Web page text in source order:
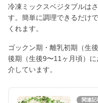
冷凍ミックスベジタブルは
す。簡単に調理できるだけ
くれます。
ゴックン期・離乳初期（生
後期（生後9〜11ヶ月頃）
介しています。
関連記